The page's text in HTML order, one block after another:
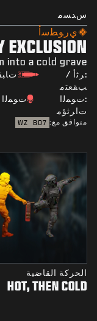
ﺱﺪﺴﻣ
ﻱﺭﻮﻄﺳﺃ
EXCLUSION
into a cold grave.
:ﺮﺛﺃ /
ﺐﻘﻌﺘﻣ
:ﺕﻮﻤﻟﺍ
ﺕﺍﺮﺛﺆﻣ
ﺕﻮﻤﻟﺍ
متوافق مع: BO7
WZ
الحركة القاضية
HOT, THEN COLD